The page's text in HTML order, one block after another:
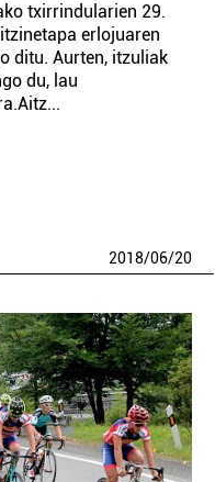
txirrindularien 29.
erlojuaren
ditu. Aurten, itzuliak
du, lau
2018/06/20